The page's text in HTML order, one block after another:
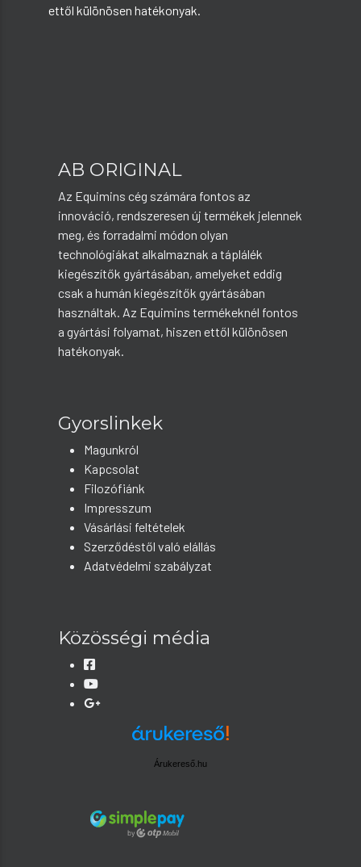
ettől különösen hatékonyak.
AB ORIGINAL
Az Equimins cég számára fontos az
innováció, rendszeresen új termékek jelennek
meg, és forradalmi módon olyan
technológiákat alkalmaznak a táplálék
kiegészítők gyártásában, amelyeket eddig
csak a humán kiegészítők gyártásában
használtak. Az Equimins termékeknél fontos
a gyártási folyamat, hiszen ettől különösen
hatékonyak.
Gyorslinkek
Magunkról
Kapcsolat
Filozófiánk
Impresszum
Vásárlási feltételek
Szerződéstől való elállás
Adatvédelmi szabályzat
Közösségi média
Árukereső.hu